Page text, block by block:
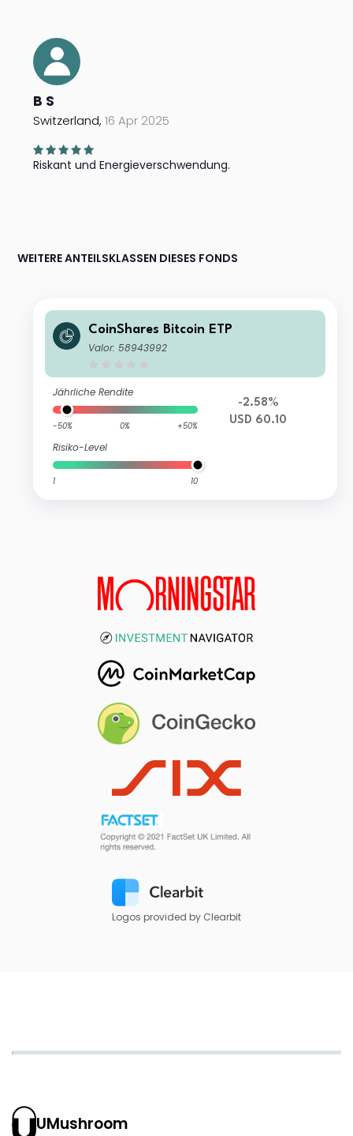
B S
Switzerland,16 Apr 2025
Riskant und Energieverschwendung.
WEITERE ANTEILSKLASSEN DIESES FONDS
CoinShares Bitcoin ETP
Valor: 58943992
Jährliche Rendite
-50% 0% +50%
Risiko-Level
1 10
-2.58%
USD 60.10
Logos provided by Clearbit
UMushroom